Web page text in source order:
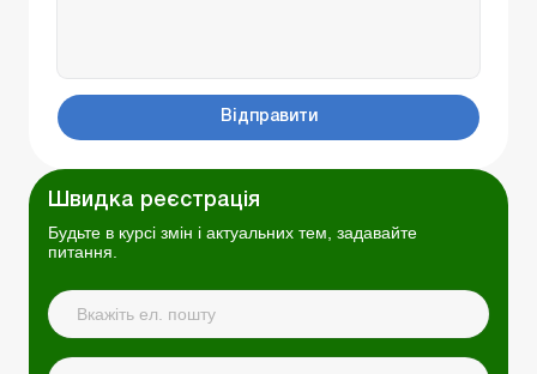
Відправити
Швидка реєстрація
Будьте в курсі змін і актуальних тем, задавайте
питання.